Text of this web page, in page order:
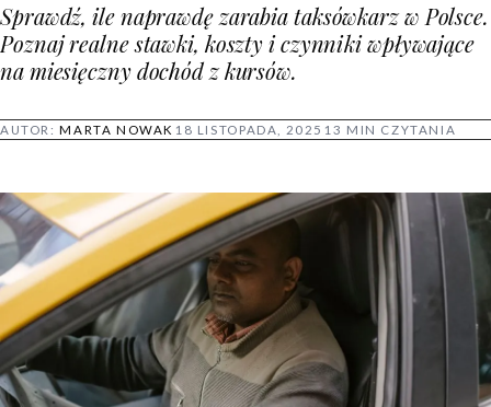
Sprawdź, ile naprawdę zarabia taksówkarz w Polsce.
Poznaj realne stawki, koszty i czynniki wpływające
na miesięczny dochód z kursów.
AUTOR:MARTA NOWAK 18 LISTOPADA, 2025 13 MIN CZYTANIA